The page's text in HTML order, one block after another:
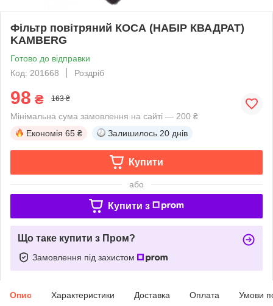
Фільтр повітряний КОСА (НАБІР КВАДРАТ)
KAMBERG
Готово до відправки
Код: 201668
Роздріб
98 ₴ 163 ₴
Мінімальна сума замовлення на сайті — 200 ₴
Економія 65 ₴ Залишилось 20 днів
Купити
або
Купити з
Що таке купити з Пром?
Замовлення під захистом
Опис Характеристики Доставка Оплата Умови